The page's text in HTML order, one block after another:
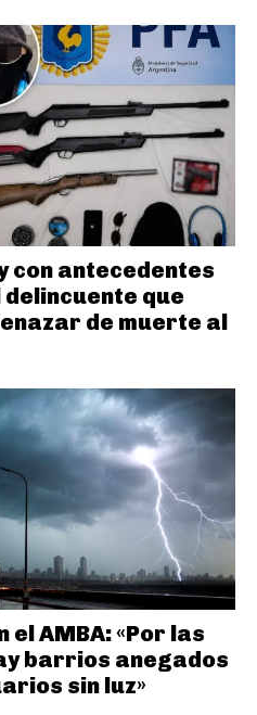
antecedentes
que
de muerte al
AMBA: «Por las
barrios anegados
sin luz»